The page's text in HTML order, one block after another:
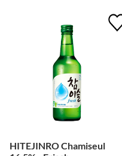
HITEJINRO Chamiseul